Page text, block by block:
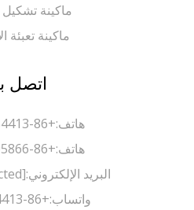
ماكينة تشكيل بالحقن
ماكينة تعبئة الأكياس
اتصل بنا
+86-18751154413
+86-15850395866
البريد الإلكتروني:[email protected]
واتساب:+86-18751154413